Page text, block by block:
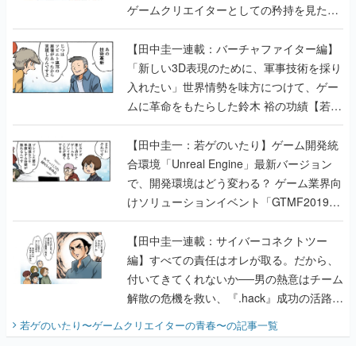
ゲームクリエイターとしての矜持を見た
【若ゲのいたり最終回】
【田中圭一連載：バーチャファイター編】
「新しい3D表現のために、軍事技術を採り
入れたい」世界情勢を味方につけて、ゲー
ムに革命をもたらした鈴木 裕の功績【若ゲ
のいたり】
【田中圭一：若ゲのいたり】ゲーム開発統
合環境「Unreal Engine」最新バージョン
で、開発環境はどう変わる？ ゲーム業界向
けソリューションイベント「GTMF2019」
に行って、より理解を深めよう【PR】
【田中圭一連載：サイバーコネクトツー
編】すべての責任はオレが取る。だから、
付いてきてくれないか──男の熱意はチーム
解散の危機を救い、『.hack』成功の活路を
開く。業界の快男児・松山 洋に流れる血は
『少年ジャンプ』色だった【若ゲのいた
若ゲのいたり〜ゲームクリエイターの青春〜の記事一覧